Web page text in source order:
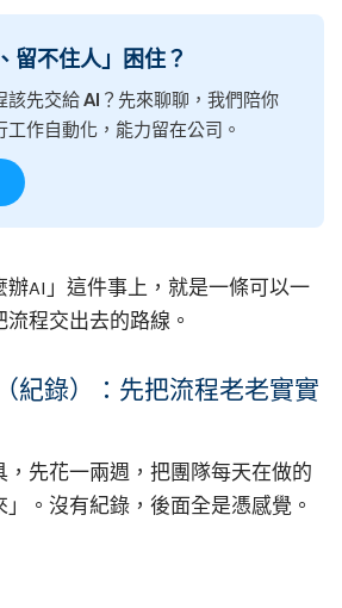
留不住人」困住？
該先交給 AI？先來聊聊，我們陪你
作自動化，能力留在公司。
AI」這件事上，就是一條可以一
程交出去的路線。
紀錄）：先把流程老老實實
，先花一兩週，把團隊每天在做的
。沒有紀錄，後面全是憑感覺。